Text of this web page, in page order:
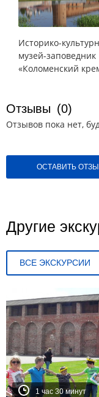
Историко-
музей-заповедник
«Коломенский
Отзывы (0)
Отзывов пока нет,
ОСТАВИТЬ
Другие
ВСЕ ЭКСКУРСИИ
1 час 30 минут